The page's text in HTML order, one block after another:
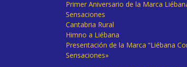
Primer Aniversario de la Marca
Sensaciones
Cantabria Rural
Himno a Liébana
Presentación de la Marca “Liébana
Sensaciones»